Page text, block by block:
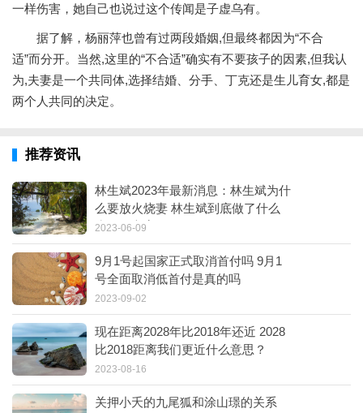
一样伤害，她自己也说过这个传闻是子虚乌有。
据了解，杨丽萍也曾有过两段婚姻,但最终都因为“不合
适”而分开。当然,这里的“不合适”确实有不要孩子的因素,但我认
为,夫妻是一个共同体,选择结婚、分手、丁克还是生儿育女,都是
两个人共同的决定。
推荐资讯
林生斌2023年最新消息：林生斌为什
么要放火烧妻 林生斌到底做了什么
为何不立案
2023-06-09
9月1号起国家正式取消首付吗 9月1
号全面取消低首付是真的吗
2023-09-02
现在距离2028年比2018年还近 2028
比2018距离我们更近什么意思？
2023-08-16
关押小夭的九尾狐和涂山璟的关系